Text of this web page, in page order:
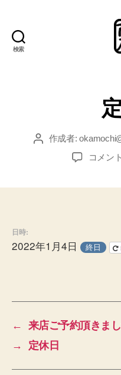
検索
投 作成者:
定
コメン
日時:
2022年1月4日 終日
←
来店ご予約頂きま
→
定休日